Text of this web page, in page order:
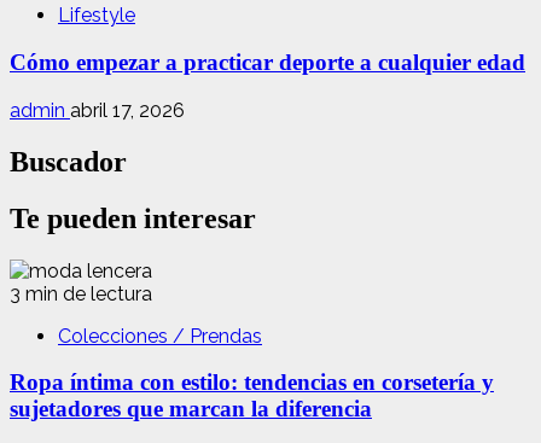
Lifestyle
Cómo empezar a practicar deporte a cualquier edad
admin abril 17, 2026
Buscador
Te pueden interesar
3 min de lectura
Colecciones / Prendas
Ropa íntima con estilo: tendencias en corsetería y
sujetadores que marcan la diferencia